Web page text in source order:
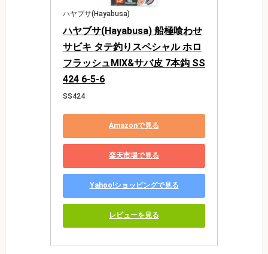
ハヤブサ(Hayabusa)
ハヤブサ(Hayabusa) 船極喰わせ
サビキ タテ釣りスペシャル ホロ
フラッシュMIX&サバ皮 7本鈎 SS
424 6-5-6
SS424
Amazonで見る
楽天市場で見る
Yahoo!ショッピングで見る
レビューを見る